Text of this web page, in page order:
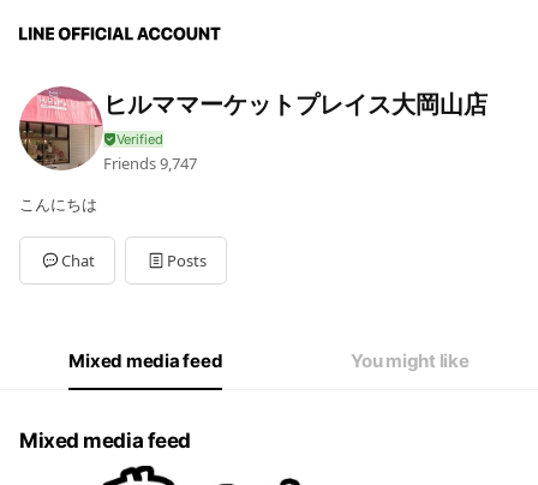
ヒルママーケットプレイス大岡山店
Friends9,747
こんにちは
Chat Posts
Mixed media feed You might like
Mixed media feed